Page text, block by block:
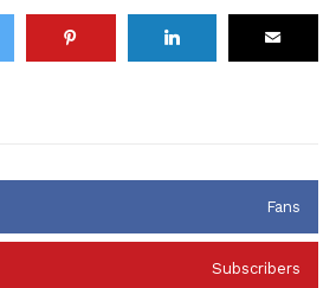
Fans
Subscribers